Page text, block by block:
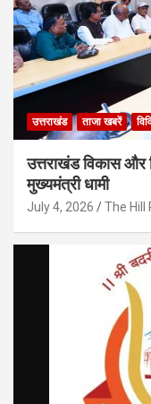
उत्तराखंड ताजा खबरें
उत्तराखंड विकास और
मुख्यमंत्री धामी
July 4, 2026 The Hill